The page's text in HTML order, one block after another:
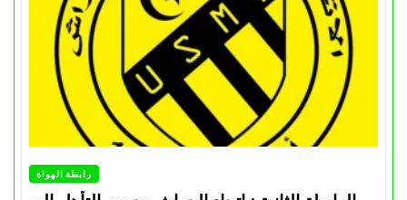
رابطة الهواة